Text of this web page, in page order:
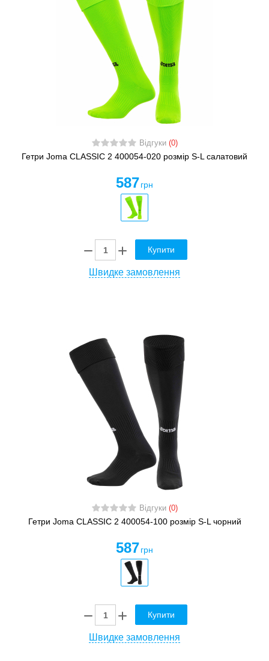
Відгуки (0)
Гетри Joma CLASSIC 2 400054-020 розмір S-L салатовий
587 грн
Купити
Швидке замовлення
Відгуки (0)
Гетри Joma CLASSIC 2 400054-100 розмір S-L чорний
587 грн
Купити
Швидке замовлення